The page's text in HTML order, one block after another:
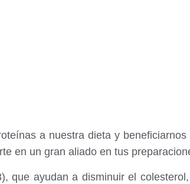
a nuestra dieta y
en un gran aliado en tus
que ayudan a disminuir el